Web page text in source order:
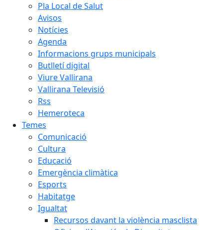
Pla Local de Salut
Avisos
Notícies
Agenda
Informacions grups municipals
Butlletí digital
Viure Vallirana
Vallirana Televisió
Rss
Hemeroteca
Temes
Comunicació
Cultura
Educació
Emergència climàtica
Esports
Habitatge
Igualtat
Recursos davant la violència masclista